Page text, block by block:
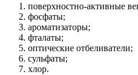
поверхностно-активные
фосфаты;
ароматизаторы;
фталаты;
оптические отбеливатели;
сульфаты;
хлор.